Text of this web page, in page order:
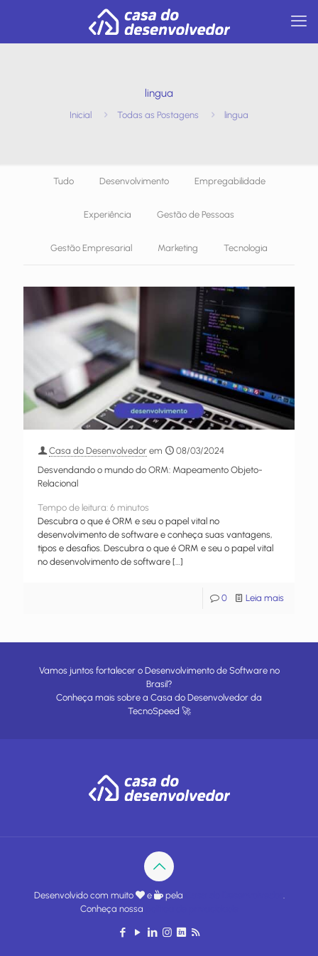
lingua
Inicial Todas as Postagens lingua
Tudo Desenvolvimento Empregabilidade
Experiência Gestão de Pessoas
Gestão Empresarial Marketing Tecnologia
Casa do Desenvolvedor em
08/03/2024
Desvendando o mundo do ORM: Mapeamento Objeto-
Relacional
Tempo de leitura: 6 minutos
Descubra o que é ORM e seu o papel vital no
desenvolvimento de software e conheça suas vantagens,
tipos e desafios. Descubra o que é ORM e seu o papel vital
no desenvolvimento de software […]
0 Leia mais
Vamos juntos fortalecer o Desenvolvimento de Software no
Brasil?
Conheça mais sobre a Casa do Desenvolvedor da
TecnoSpeed 🚀
Desenvolvido com muito e pela
.
Conheça nossa